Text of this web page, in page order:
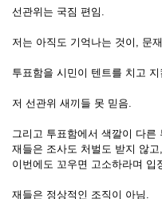
선관위는 국짐 편임.
저는 아직도 기억나는 것이, 문
투표함을 시민이 텐트를 치고 지
저 선관위 새끼들 못 믿음.
그리고 투표함에서 색깔이 다른
재들은 조사도 처벌도 받지 않
이번에도 꼬우면 고소하라며 입
재들은 정상적인 조직이 아님.